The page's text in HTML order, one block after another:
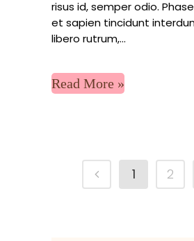
risus id, semper odio.
et sapien tincidunt
libero rutrum,...
Read More
1 2